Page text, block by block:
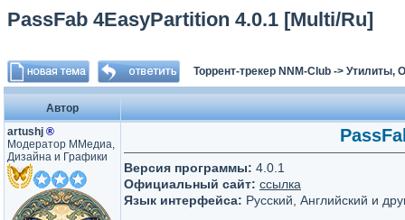
PassFab 4EasyPartition 4.0.1 [Multi/Ru]
Торрент-трекер NNM-Club -> Утилиты,
Автор
artushj ®
Модератор ММедиа,
Дизайна и Графики
Версия программы: 4.0.1
Официальный сайт: ссылка
Язык интерфейса: Русский, Английский и